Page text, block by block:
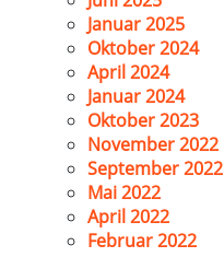
Januar 2025
Oktober 2024
April 2024
Januar 2024
Oktober 2023
November 2022
September 2022
Mai 2022
April 2022
Februar 2022